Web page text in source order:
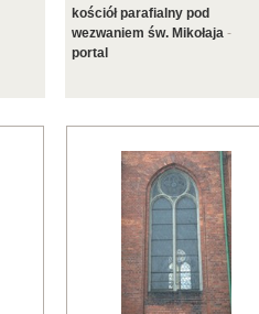
kościół parafialny pod
wezwaniem św. Mikołaja -
portal